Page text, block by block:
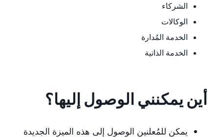
الشركاء
الوكالات
الخدمة المُدارة
الخدمة الذاتية
أين يمكنني الوصول إليها؟
يمكن للمُعلنين الوصول إلى هذه الميزة الجديدة